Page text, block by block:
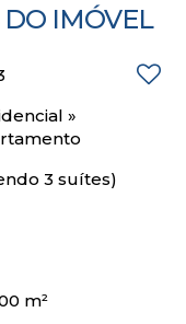
e funcionais.
para momentos
de área de
perfeito
incríveis em
DO IMÓVEL
»
3 suítes)
m²